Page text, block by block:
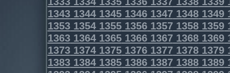
1343134413451346134713481349
1353135413551356135713581359
1363136413651366136713681369
1373137413751376137713781379
1383138413851386138713881389